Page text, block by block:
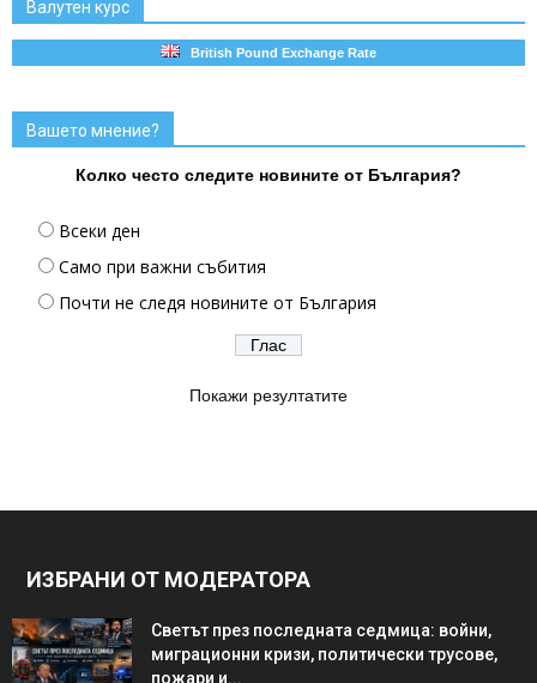
Валутен курс
British Pound Exchange Rate
Вашето мнение?
Колко често следите новините от България?
Всеки ден
Само при важни събития
Почти не следя новините от България
Покажи резултатите
ИЗБРАНИ ОТ МОДЕРАТОРА
Светът през последната седмица: войни,
миграционни кризи, политически трусове,
пожари и...